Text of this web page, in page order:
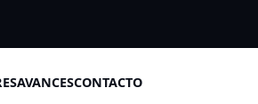
AVANCESCONTACTO